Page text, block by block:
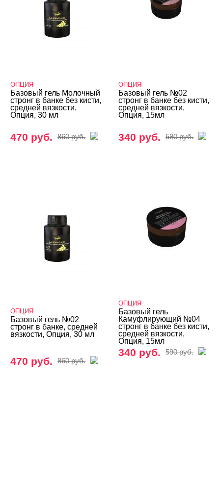
БРЕНДЫ
ЦВЕТ
СИСТЕМА МОДЕЛИРОВАНИЯ
Трехфазная
Cвернуть
ОПЦИЯ
Базовый гель Молочный
стронг в банке без кисти,
средней вязкости,
Опция, 30 мл
470 руб. 860 руб.
ОПЦИЯ
Базовый гель №02
стронг в банке без кисти,
средней вязкости,
Опция, 15мл
340 руб. 590 руб.
ОПЦИЯ
Базовый гель №02
стронг в банке, средней
вязкости, Опция, 30 мл
470 руб. 860 руб.
ОПЦИЯ
Базовый гель
Камуфлирующий №04
стронг в банке без кисти,
средней вязкости,
Опция, 15мл
340 руб. 590 руб.